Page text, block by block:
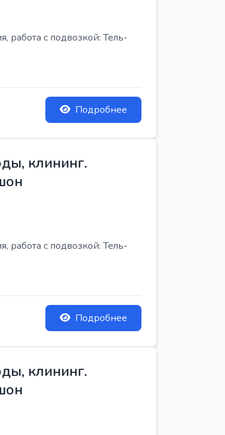
работа с подвозкой: Тель-
Подробнее
клининг.
работа с подвозкой: Тель-
Подробнее
клининг.